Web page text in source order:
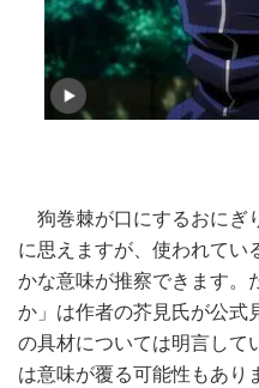
狗巻棘が口にするおにぎ
に思えますが、使われてい
かな意味が推察できます。
か」は作者の芥見氏が公式
の具材については明言して
は意味が覆る可能性もあり